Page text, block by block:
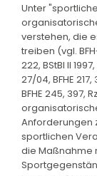
Unter
verstehen, die
treiben (vgl.
222, BStBl II
27/04, BFHE
BFHE 245, 397,
Anforderungen
sportlichen
die Maßnahme